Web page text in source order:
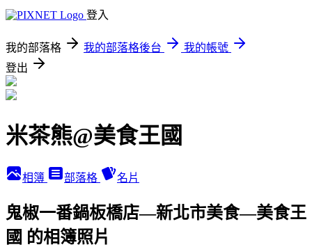
登入
我的部落格 我的部落格後台
我的帳號
登出
米茶熊@美食王國
相簿 部落格 名片
鬼椒一番鍋板橋店—新北市美食—美食王
國 的相簿照片